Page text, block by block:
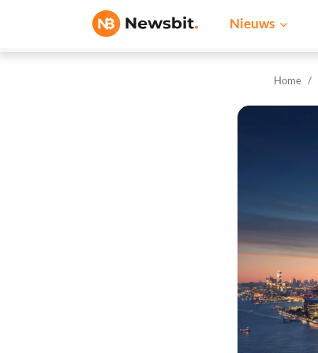
Nieuws
Home